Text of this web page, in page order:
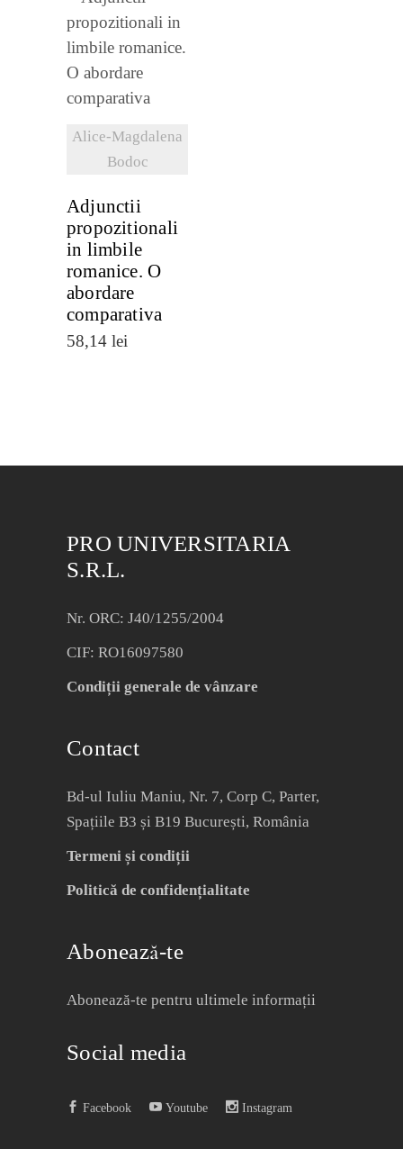
Alice-Magdalena
Bodoc
DETALII
Adjunctii
propozitionali
in limbile
romanice. O
abordare
comparativa
58,14 lei
PRO UNIVERSITARIA
S.R.L.
Nr. ORC: J40/1255/2004
CIF: RO16097580
Condiții generale de vânzare
Contact
Bd-ul Iuliu Maniu, Nr. 7, Corp C, Parter,
Spațiile B3 și B19 București, România
Termeni și condiții
Politică de confidențialitate
Abonează-te
Abonează-te pentru ultimele informații
Social media
Facebook Youtube Instagram